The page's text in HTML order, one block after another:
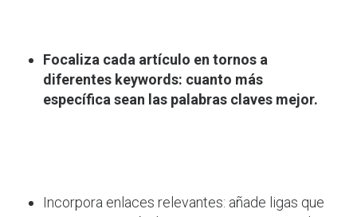
Focaliza cada artículo en tornos a
diferentes keywords: cuanto más
específica sean las palabras claves mejor.
Incorpora enlaces relevantes: añade ligas que